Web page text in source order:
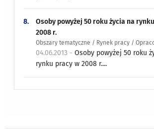
8.
Osoby powyżej 50 roku życia na
2008 r.
Obszary tematyczne / Rynek pracy /
04.06.2013 -Osoby powyżej 50 roku
rynku pracy w 2008 r....